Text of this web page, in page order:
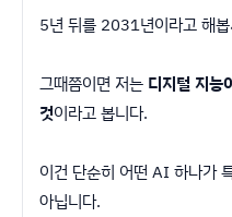
5년 뒤를 2031년이라고 해
그때쯤이면 저는 디지털 지능
것이라고 봅니다.
이건 단순히 어떤 AI 하나가
아닙니다.